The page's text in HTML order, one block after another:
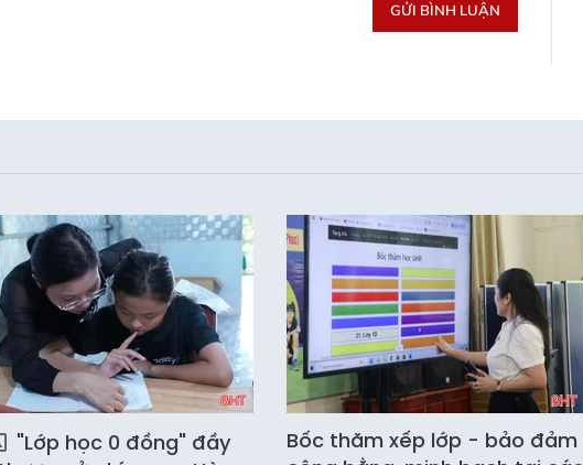
GỬI BÌNH LUẬN
"Lớp học 0 đồng" đầy
Bốc thăm xếp lớp - bảo đảm